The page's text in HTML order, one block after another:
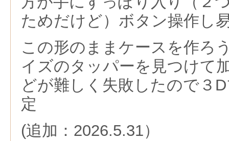
ためだけど）ボタン操作し
この形のままケースを作ろ
イズのタッパーを見つけて
どが難しく失敗したので３
定
(追加：2026.5.31）